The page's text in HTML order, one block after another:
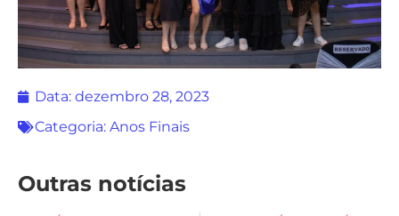
Data: dezembro 28, 2023
Categoria: Anos Finais
Outras notícias